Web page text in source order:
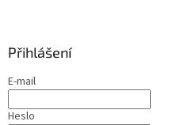
Přihlášení
E-mail
Heslo